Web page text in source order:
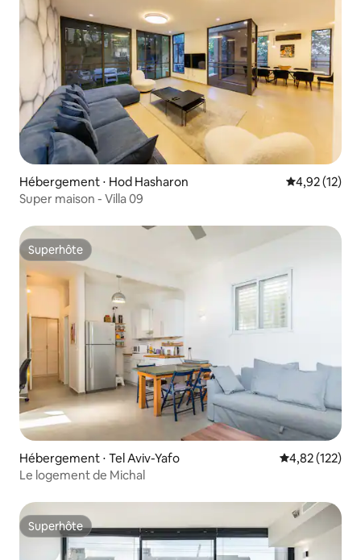
Hébergement ⋅ Hod Hasharon Évaluation
4,92 (12)
Super maison - Villa 09
Superhôte
Superhôte
Hébergement ⋅ Tel Aviv-Yafo Évaluation
4,82 (122)
Le logement de Michal
Superhôte
Superhôte